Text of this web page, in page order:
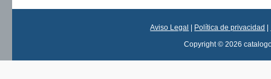
Aviso Legal Política de privacidad
Copyright © 2026